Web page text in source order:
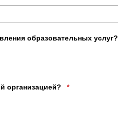
образовательных услуг?
организацией? *